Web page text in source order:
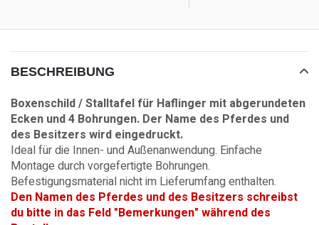
BESCHREIBUNG
Boxenschild / Stalltafel für Haflinger mit abgerundeten
Ecken und 4 Bohrungen. Der Name des Pferdes und
des Besitzers wird eingedruckt.
Ideal für die Innen- und Außenanwendung. Einfache
Montage durch vorgefertigte Bohrungen.
Befestigungsmaterial nicht im Lieferumfang enthalten.
Den Namen des Pferdes und des Besitzers schreibst
du bitte in das Feld "Bemerkungen" während des